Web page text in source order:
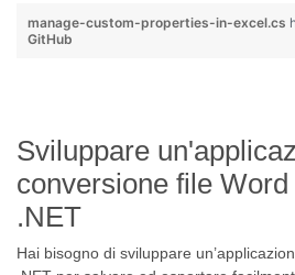
manage-custom-properties-in-excel.cs
GitHub
Sviluppare
conversione file
.NET
Hai bisogno di sviluppare